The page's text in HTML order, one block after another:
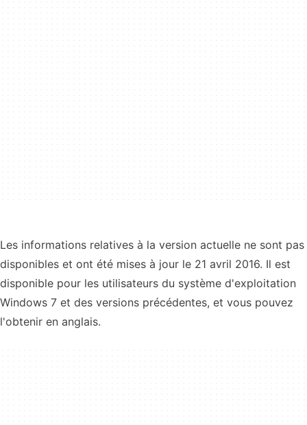
Les informations relatives à la version actuelle ne sont pas
disponibles et ont été mises à jour le 21 avril 2016. Il est
disponible pour les utilisateurs du système d'exploitation
Windows 7 et des versions précédentes, et vous pouvez
l'obtenir en anglais.